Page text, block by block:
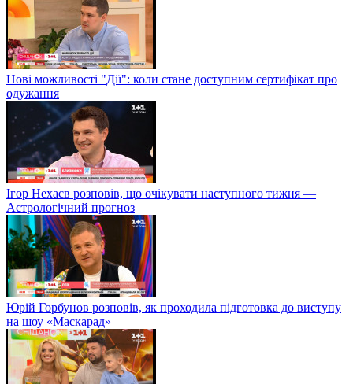
Нові можливості "Дії": коли стане доступним сертифікат про
одужання
Ігор Нехаєв розповів, що очікувати наступного тижня —
Астрологічний прогноз
Юрій Горбунов розповів, як проходила підготовка до виступу
на шоу «Маскарад»